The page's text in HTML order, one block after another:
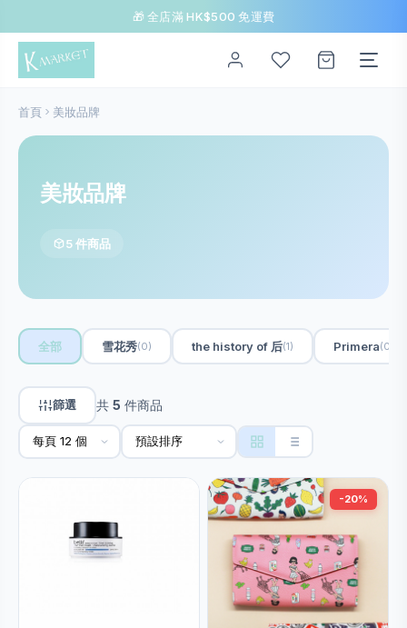
🎁 全店滿 HK$500 免運費
首頁 美妝品牌
美妝品牌
5 件商品
全部 雪花秀(0) the history of 后(1) Primera(0)
篩選 共 5 件商品
-20%